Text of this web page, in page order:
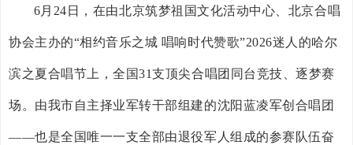
6月24日，在由北京筑梦祖国文化活动中心、北京合唱
协会主办的“相约音乐之城 唱响时代赞歌”2026迷人的哈尔
滨之夏合唱节上，全国31支顶尖合唱团同台竞技、逐梦赛
场。由我市自主择业军转干部组建的沈阳蓝凌军创合唱团
——也是全国唯一一支全部由退役军人组成的参赛队伍奋